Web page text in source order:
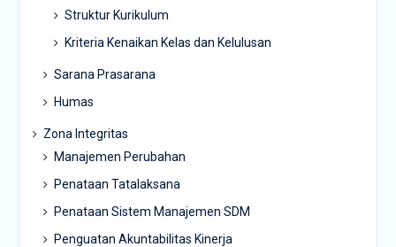
Struktur Kurikulum
Kriteria Kenaikan Kelas dan Kelulusan
Sarana Prasarana
Humas
Zona Integritas
Manajemen Perubahan
Penataan Tatalaksana
Penataan Sistem Manajemen SDM
Penguatan Akuntabilitas Kinerja